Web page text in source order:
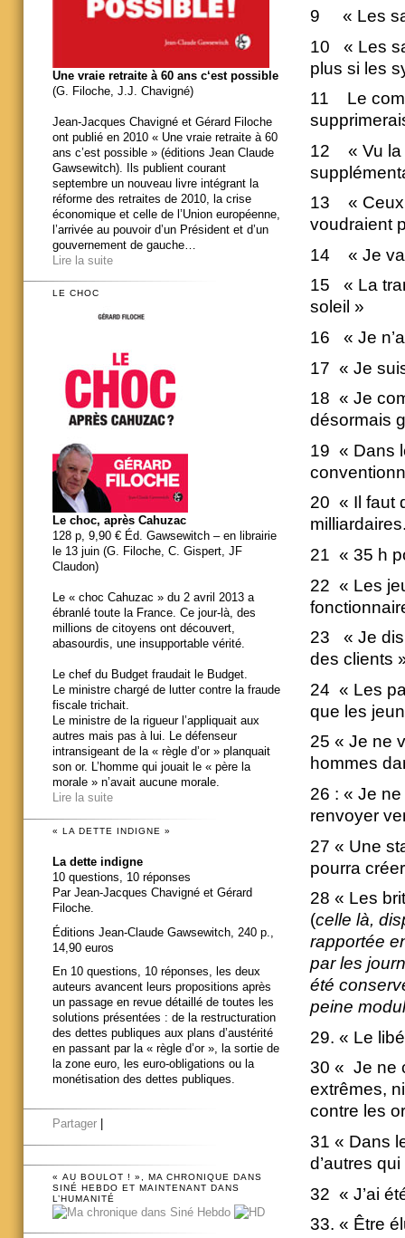
9 « Les
10 « Les
plus si les
11 Le
12 « Vu la
13 « Ceux
voudraient
14 « Je
15 « La
soleil »
16 « Je
17 « Je
18 « Je
désormais
19 « Dans
20 « Il faut
21 « 35 h
22 « Les
23 « Je dis
des clients
24 « Les
que les
25 « Je ne
hommes
26 : « Je
renvoyer
27 « Une
pourra
28 « Les
(celle là,
rapportée
par les
été
peine
29. « Le
30 « Je ne
extrêmes,
contre les
31 « Dans
d’autres
32 « J’ai
33. « Être
Une vraie retraite à 60 ans c‘est possible
(G. Filoche, J.J. Chavigné)
Jean-Jacques Chavigné et Gérard Filoche
ont publié en 2010 « Une vraie retraite à 60
ans c’est possible » (éditions Jean Claude
Gawsewitch). Ils publient courant
septembre un nouveau livre intégrant la
réforme des retraites de 2010, la crise
économique et celle de l’Union européenne,
l’arrivée au pouvoir d’un Président et d’un
gouvernement de gauche…
Lire la suite
LE CHOC
Le choc, après Cahuzac
128 p, 9,90 € Éd. Gawsewitch – en librairie
le 13 juin (G. Filoche, C. Gispert, JF
Claudon)
Le « choc Cahuzac » du 2 avril 2013 a
ébranlé toute la France. Ce jour-là, des
millions de citoyens ont découvert,
abasourdis, une insupportable vérité.
Le chef du Budget fraudait le Budget.
Le ministre chargé de lutter contre la fraude
fiscale trichait.
Le ministre de la rigueur l’appliquait aux
autres mais pas à lui. Le défenseur
intransigeant de la « règle d’or » planquait
son or. L’homme qui jouait le « père la
morale » n’avait aucune morale.
Lire la suite
« LA DETTE INDIGNE »
La dette indigne
10 questions, 10 réponses
Par Jean-Jacques Chavigné et Gérard
Filoche.
Éditions Jean-Claude Gawsewitch, 240 p.,
14,90 euros
En 10 questions, 10 réponses, les deux
auteurs avancent leurs propositions après
un passage en revue détaillé de toutes les
solutions présentées : de la restructuration
des dettes publiques aux plans d’austérité
en passant par la « règle d’or », la sortie de
la zone euro, les euro-obligations ou la
monétisation des dettes publiques.
Partager
« AU BOULOT ! », MA CHRONIQUE DANS
SINÉ HEBDO ET MAINTENANT DANS
L’HUMANITÉ